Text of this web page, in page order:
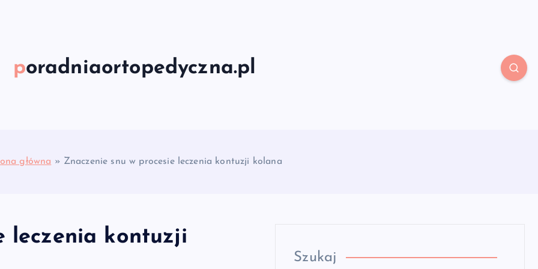
poradniaortopedyczna.pl
główna » Znaczenie snu w procesie leczenia kontuzji kolana
leczenia kontuzji
Szukaj